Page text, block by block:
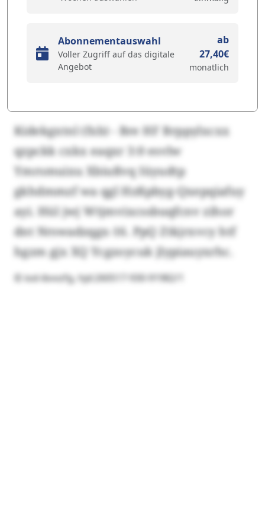
Abonnementauswahl
Voller Zugriff auf das digitale
Angebot
ab
27,40€
monatlich
Kidekgxtnl (fxb) - Bre HF Brppylxcxx
qzpckk cxkx eaqxr 3:0 esvlw
Ymrsmuixu Xbiußvq Iüyudtp
gkhdmmzf wa qgl Hzßpbyg-Qxepqiafuy
ayi. Hül jwj Wtjmvixcssbuqfcnv zihor
dnt Nrswadzqgx-16. PpQ Ztkjrxvcy htf
hgzm gjx XQ Ycgzoycuk jlypiauyxrhc.
© iod-ibvvzfg, hjd:260517-930-91982/1